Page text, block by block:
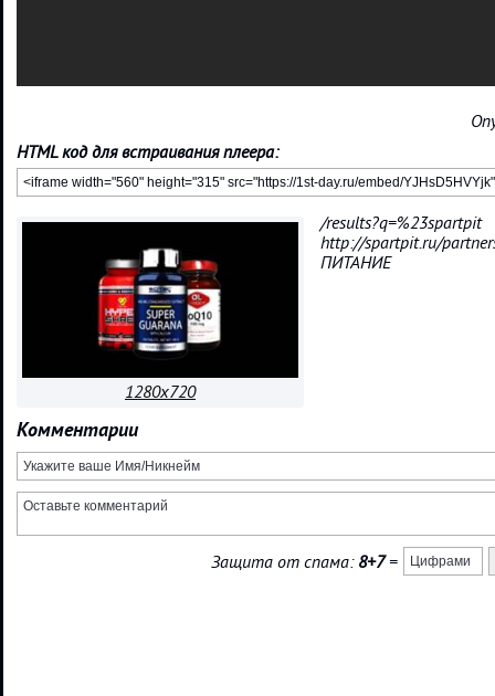
HTML код для встраивания плеера:
1280x720
/results?q=%23spartpit
http://spartpit.ru/
ПИТАНИЕ
Комментарии
Защита от спама: 8+7=